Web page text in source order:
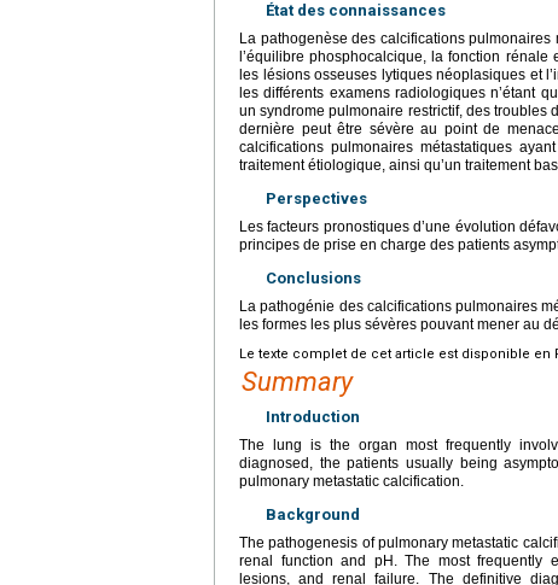
État des connaissances
La pathogenèse des calcifications
l’équilibre phosphocalcique, la fonction
les lésions osseuses lytiques néoplasiques et
les différents examens radiologiques n’étant
un syndrome pulmonaire restrictif, des troubles
dernière peut être sévère au point de
calcifications pulmonaires métastatiques
traitement étiologique, ainsi qu’un traitement
Perspectives
Les facteurs pronostiques d’une évolution
principes de prise en charge des patients
Conclusions
La pathogénie des calcifications pulmonaires
les formes les plus sévères pouvant mener au
Le texte complet de cet article est disponible en
Summary
Introduction
The lung is the organ most frequently
diagnosed, the patients usually being
pulmonary metastatic calcification.
Background
The pathogenesis of pulmonary metastatic
renal function and pH. The most frequently
lesions, and renal failure. The definitive